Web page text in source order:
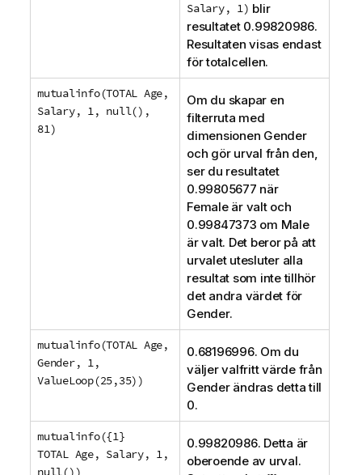
Salary, 1) blir
resultatet 0.99820986.
Resultaten visas endast
för totalcellen.
mutualinfo(TOTAL Age,
Salary, 1, null(),
81)
Om du skapar en
filterruta med
dimensionen Gender
och gör urval från den,
ser du resultatet
0.99805677 när
Femaleär valt och
0.99847373 om Male
är valt. Det beror på att
urvalet utesluter alla
resultat som inte tillhör
det andra värdet för
Gender.
mutualinfo(TOTAL Age,
Gender, 1,
ValueLoop(25,35))
0.68196996. Om du
väljer valfritt värde från
Genderändras detta till
0.
mutualinfo({1}
TOTAL Age, Salary, 1,
null())
0.99820986. Detta är
oberoende av urval.